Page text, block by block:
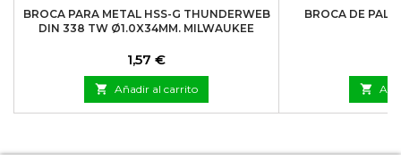
BROCA PARA METAL HSS-G THUNDERWEB
DIN 338 TW Ø1.0X34MM. MILWAUKEE
Precio
1,57 €
 Añadir al carrito
BROCA DE
